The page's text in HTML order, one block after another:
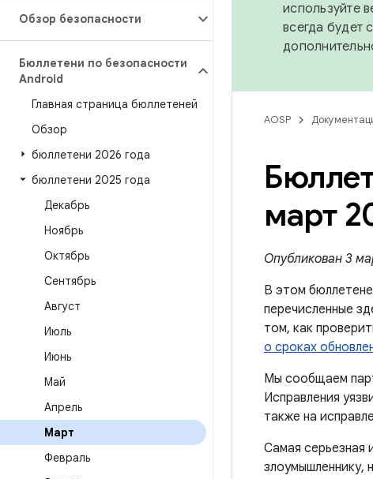
Обзор безопасности
Бюллетени по безопасности
Android
Главная страница бюллетеней
Обзор
бюллетени 2026 года
бюллетени 2025 года
Декабрь
Ноябрь
Октябрь
Сентябрь
Август
Июль
Июнь
Май
Апрель
Март
Февраль
используйте
всегда будет
AOSP
март
Опубликован 3
В этом
перечисленные
том, как
о сроках
Мы сообщаем
Исправления
также на
Самая серьезная
злоумышленнику,